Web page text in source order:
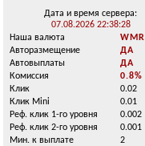
Дата и время сервера:
07.08.2026 22:38:28
Наша валюта
WMR
Авторазмещение
ДА
Автовыплаты
ДА
Комиссия
0.8%
Клик
0.02
Клик Mini
0.01
Реф. клик 1-го уровня
0.002
Реф. клик 2-го уровня
0.001
Мин. к выплате
2